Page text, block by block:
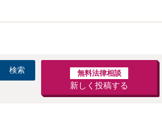
検索 無料法律相談
新しく投稿する